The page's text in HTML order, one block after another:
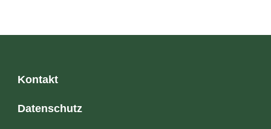
Kontakt
Datenschutz